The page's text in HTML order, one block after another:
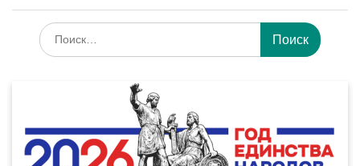
Искать: